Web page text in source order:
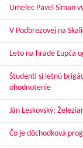
Umelec Pavel Siman
V Podbrezovej na
Leto na hrade Ľupča
Študenti si letnú
ohodnotenie
Ján Leskovský:
Čo je dôchodková